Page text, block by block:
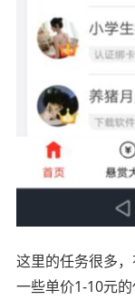
这里的任务很多
一些单价1-10元